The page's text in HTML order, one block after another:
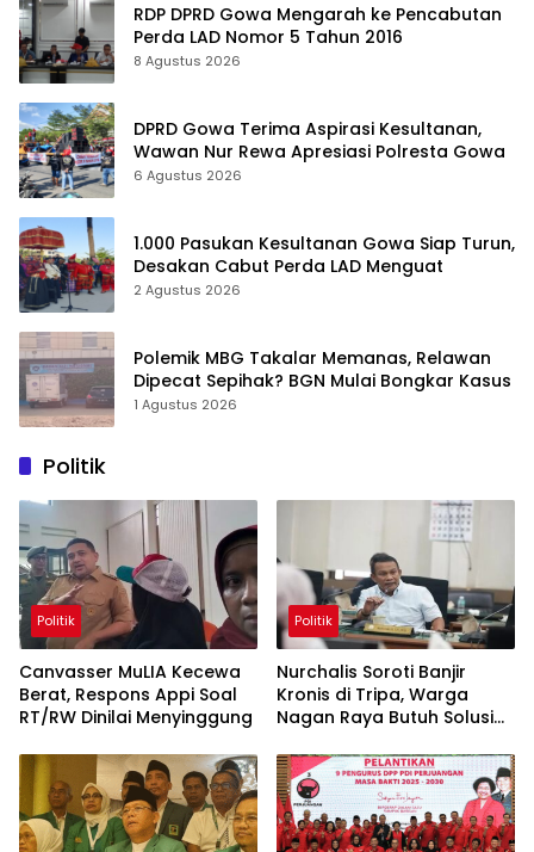
RDP DPRD Gowa Mengarah ke Pencabutan
Perda LAD Nomor 5 Tahun 2016
8 Agustus 2026
DPRD Gowa Terima Aspirasi Kesultanan,
Wawan Nur Rewa Apresiasi Polresta Gowa
6 Agustus 2026
1.000 Pasukan Kesultanan Gowa Siap Turun,
Desakan Cabut Perda LAD Menguat
2 Agustus 2026
Polemik MBG Takalar Memanas, Relawan
Dipecat Sepihak? BGN Mulai Bongkar Kasus
1 Agustus 2026
Politik
Politik
Canvasser MuLIA Kecewa
Berat, Respons Appi Soal
RT/RW Dinilai Menyinggung
Politik
Nurchalis Soroti Banjir
Kronis di Tripa, Warga
Nagan Raya Butuh Solusi